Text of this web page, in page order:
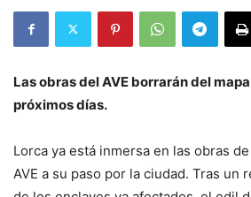
Las obras del AVE borrarán del
próximos días.
Lorca ya está inmersa en las obras
AVE a su paso por la ciudad. Tras un